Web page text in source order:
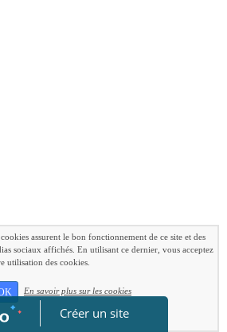
Créer un site
assurent le bon fonctionnement de ce site et des
sociaux affichés. En utilisant ce dernier, vous acceptez
utilisation des cookies.
En savoir plus sur les cookies